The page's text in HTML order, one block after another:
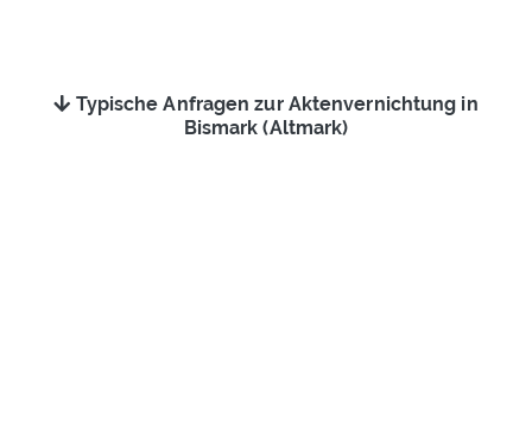
Typische Anfragen zur Aktenvernichtung in
Bismark (Altmark)